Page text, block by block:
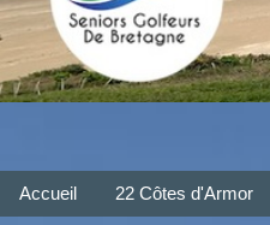
Accueil 22 Côtes d'Armor